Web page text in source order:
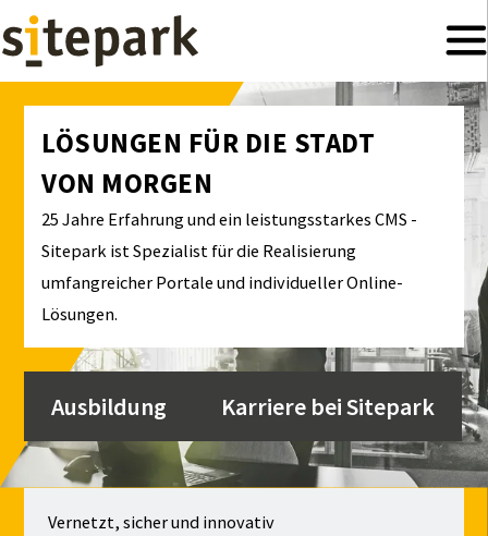
Inhalt
anspringen
LÖSUNGEN FÜR DIE STADT
VON MORGEN
25 Jahre Erfahrung und ein leistungs­starkes CMS -
Sitepark ist Spezialist für die Realisierung
umfangreicher Portale und individueller Online-
Lösungen.
Ausbildung Karriere bei Sitepark
Vernetzt, sicher und innovativ